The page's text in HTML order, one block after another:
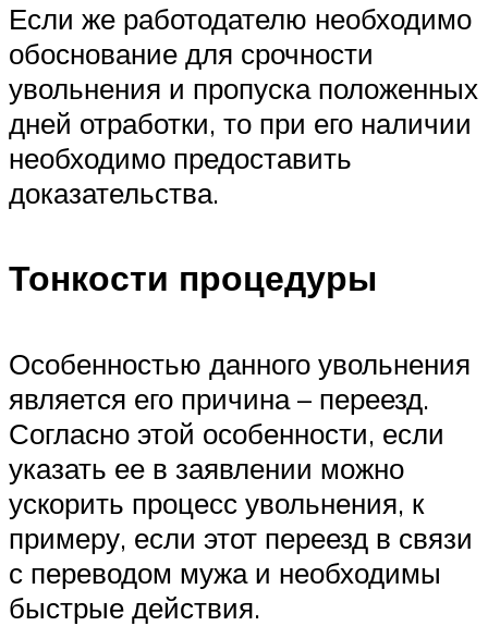
Если же работодателю необходимо
обоснование для срочности
увольнения и пропуска положенных
дней отработки, то при его наличии
необходимо предоставить
доказательства.
Тонкости процедуры
Особенностью данного увольнения
является его причина – переезд.
Согласно этой особенности, если
указать ее в заявлении можно
ускорить процесс увольнения, к
примеру, если этот переезд в связи
с переводом мужа и необходимы
быстрые действия.